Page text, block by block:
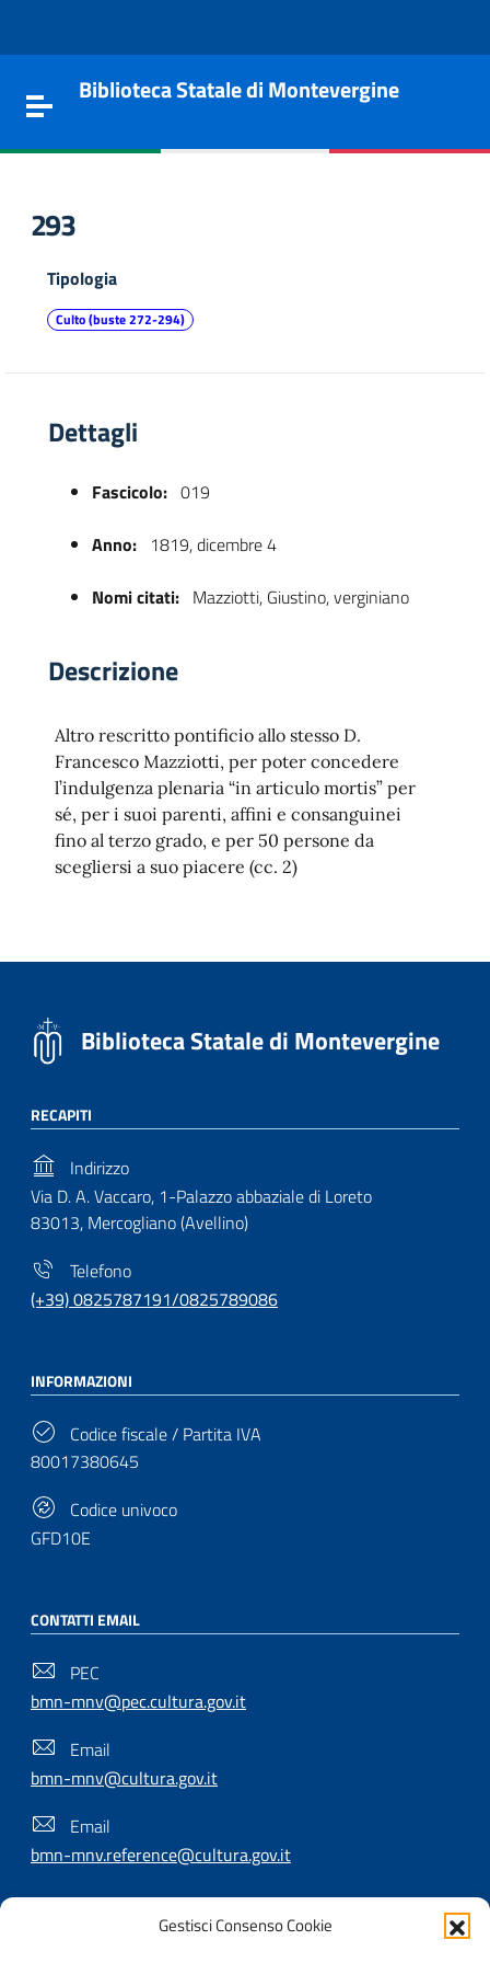
Gestisci Consenso Cookie
Toggle navigation
Biblioteca Statale di Montevergine
293
Tipologia
Culto (buste 272-294)
Dettagli
Fascicolo: 019
Anno: 1819, dicembre 4
Nomi citati: Mazziotti, Giustino, verginiano
Descrizione
Altro rescritto pontificio allo stesso D.
Francesco Mazziotti, per poter concedere
l’indulgenza plenaria “in articulo mortis” per
sé, per i suoi parenti, affini e consanguinei
fino al terzo grado, e per 50 persone da
scegliersi a suo piacere (cc. 2)
Biblioteca Statale di Montevergine
RECAPITI
Indirizzo
Via D. A. Vaccaro, 1-Palazzo abbaziale di Loreto
83013, Mercogliano (Avellino)
Telefono
(+39) 0825787191/0825789086
INFORMAZIONI
Codice fiscale / Partita IVA
80017380645
Codice univoco
GFD10E
CONTATTI EMAIL
PEC
bmn-mnv@pec.cultura.gov.it
Email
bmn-mnv@cultura.gov.it
Email
bmn-mnv.reference@cultura.gov.it